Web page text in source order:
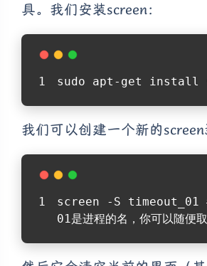
具。我们安装screen：
sudo apt-get install
我们可以创建一个新的screen
screen -S timeout_01
01是进程的名，你可以随便取